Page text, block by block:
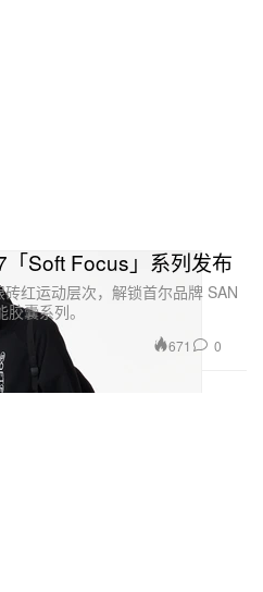
Soft Focus」系列发布
红运动层次，解锁首尔品牌 SAN
囊系列。
671 0